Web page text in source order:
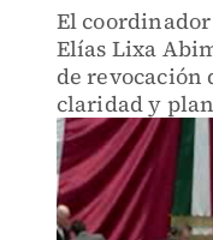
El
Elías Lixa
de revocación
claridad y